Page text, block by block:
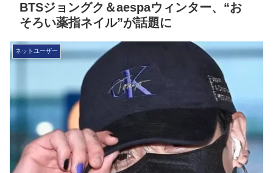
BTSジョングク＆aespaウィンター、“お
そろい薬指ネイル”が話題に
ネットユーザー